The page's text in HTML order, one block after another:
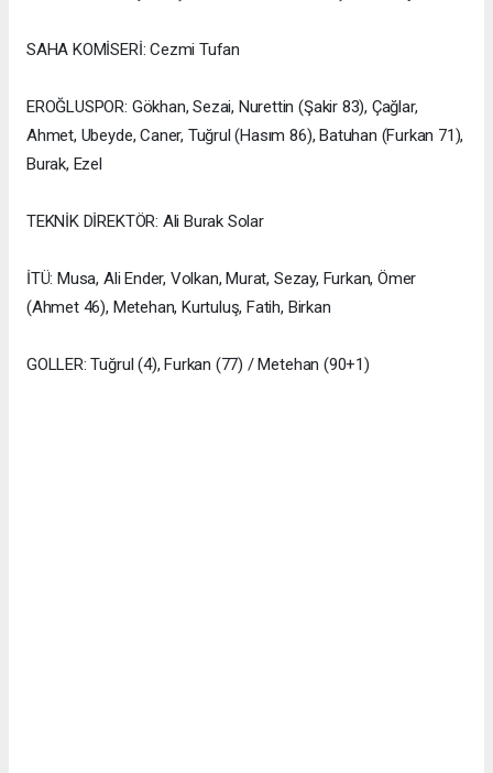
SAHA KOMİSERİ: Cezmi Tufan
EROĞLUSPOR: Gökhan, Sezai, Nurettin (Şakir 83), Çağlar,
Ahmet, Ubeyde, Caner, Tuğrul (Hasım 86), Batuhan (Furkan 71),
Burak, Ezel
TEKNİK DİREKTÖR: Ali Burak Solar
İTÜ: Musa, Ali Ender, Volkan, Murat, Sezay, Furkan, Ömer
(Ahmet 46), Metehan, Kurtuluş, Fatih, Birkan
GOLLER: Tuğrul (4), Furkan (77) / Metehan (90+1)